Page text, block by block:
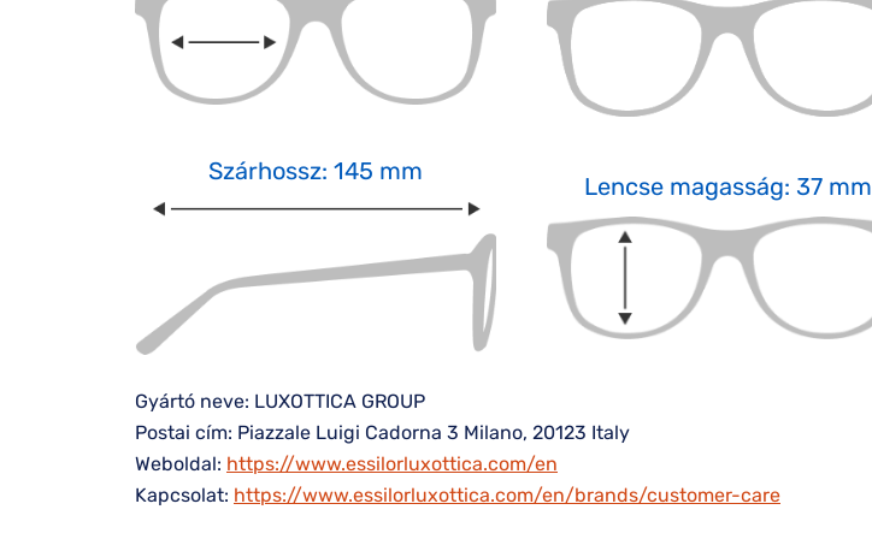
Szárhossz: 145 mm
Lencse magasság: 37 mm
Gyártó neve: LUXOTTICA GROUP
Postai cím: Piazzale Luigi Cadorna 3 Milano, 20123 Italy
Weboldal: https://www.essilorluxottica.com/en
Kapcsolat: https://www.essilorluxottica.com/en/brands/customer-care